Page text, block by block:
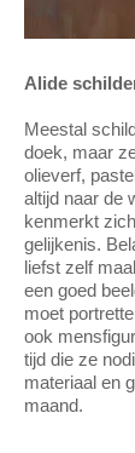
Alide
Meestal
doek, maar
olieverf,
altijd naar de
kenmerkt
gelijkenis.
liefst zelf
een goed
moet
ook
tijd die ze
materiaal en
maand.